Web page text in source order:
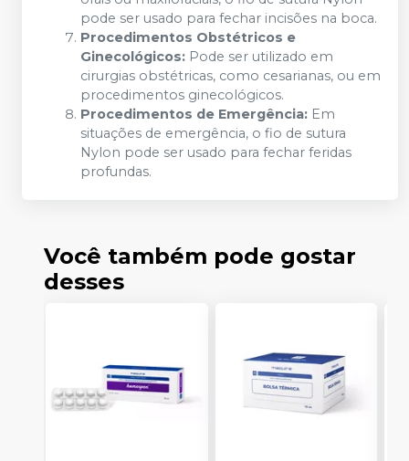
pode ser usado para fechar incisões na boca.
Procedimentos Obstétricos e
Ginecológicos: Pode ser utilizado em
cirurgias obstétricas, como cesarianas, ou em
procedimentos ginecológicos.
Procedimentos de Emergência: Em
situações de emergência, o fio de sutura
Nylon pode ser usado para fechar feridas
profundas.
Você também pode gostar
desses